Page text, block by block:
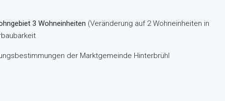
3 Wohneinheiten (Veränderung auf 2 Wohneinheiten in
der Marktgemeinde Hinterbrühl